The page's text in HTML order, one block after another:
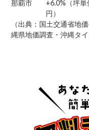
那覇市
+6.0%（坪
円）
（出典：国土交通省地
縄県地価調査・沖縄タイ